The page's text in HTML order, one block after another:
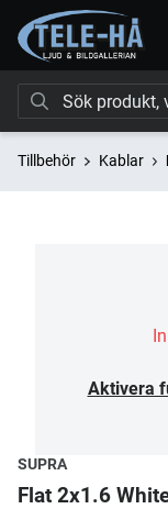
Tillbehör Kablar
Aktivera
SUPRA
Flat 2x1.6